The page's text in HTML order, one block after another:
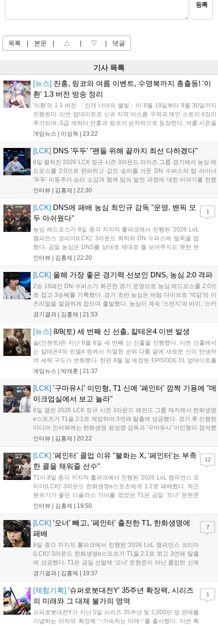
등록
목록 본문 △ ▽ 댓글
기사 목록
[뉴스] 잔홍, 링코와 여름 이벤트, 수영복까지 총출동! '이
환' 1.3 버전 방송 정리
'이환'의 1.3 버전 「안개 너머의 별빛」이 8월 19일부터 9월 30일까지
진행된다. 이번 업데이트로 신규 지역 어스름 구역과 메인 스토리 6장이
추가되며, S급 캐릭터 잔홍과 링코가 순차적으로 등장한다. 여름 시즌을
맞아 비치발리볼, 수상 오토바이 등 다채로운 이벤트가 열리고, 캐릭터
가능한 교환 코드 3종이 제공되며, 상세 일정은 공식 채널을 통해 확인할
게임뉴스 | 이성혁 | 23:22
[LCK] DNS '두두' "팬들 위해 끝까지 최선 다하겠다"
8일 펼쳐진 2026 LCK 정규 시즌 3라운드 라이즈 그룹 경기에서 농심 레
드포스를 2:0으로 완파하고 값진 승리를 거둔 DN 수퍼스의 탑 라이너
'두두' 이동주가 승리 소감과 함께 팀의 발전 과정에 대한 이야기를 전했
다. 먼저 오랜만의 2:0 완승에 대해 '두두'는 "진짜 오랜만에 거둔 2:0 승
인터뷰 | 김홍제 | 22:30
[LCK] DNS에 패배 농심 최인규 감독 "운영, 밴픽 모
두 아쉬웠다"
농심 레드포스가 8일 종각 치지직 롤파크에서 진행된 '2026 LoL
챔피언스 코리아(LCK)' 3라운드 최하위 DN 수퍼스에 발목을 잡
혔다. 금일 농심은 DNS를 상대로 제대로 뭘 보여주지도 못한 완
패를 당하고 말았다. 이하 농심 레드포스 최인규 감독과 '리헨즈'
인규 감독 : 모든 경...
인터뷰 | 김홍제 | 22:20
1
[LCK] 올해 가장 좋은 경기력 선보인 DNS, 농심 2:0 격파
2승 19패인 DN 수퍼스가 화끈한 경기 운영으로 농심 레드포스를 2:0으
로 잡고 3승째를 기록했다. 경기 초반 농심은 바텀 다이브로 '덕담'의 이
즈리얼을 깔끔하게 잡으며 출발했다. 농심이 계속 '스펀지'의 바이, '스카
웃'의 신드라가 맹활약하며 초반부터 잡은 주도권을 계속 잘 굴렸다.
었...
경기결과 | 김홍제 | 21:53
[뉴스] 8/8(토) 세 번째 신 선출, 칼테온4 이변 발생
솔(인챈트)은 지난 8월 8일 세 번째 신 선출을 진행했다. 이번 선출에서
는 칼테온4와 린델4 등에서 치열한 순위 다툼 끝에 새로운 신이 탄생하
며 세력 구도가 변화했다. 한편 8월 말 예정된 EPISODE 01 업데이트를
통해 월드 콘텐츠가 추가될 예정이며, 이를 통해 추후 주신 및 절대신에
더욱 가속화될 전망이다....
게임뉴스 | 박재훈 | 21:37
[LCK] '구마유시' 이민형, T1 신예 '페인터' 깜짝 기용에 "메
이크업실에서 보고 놀라"
8일 열린 2026 LCK 정규 시즌 3라운드 레전드 그룹 매치에서 한화생명
e스포츠가 T1을 2:1로 제압하며 3연패 탈출에 성공했다. 경기 후 진행된
미디어 인터뷰에는 한화생명 윤성영 감독과 '구마유시' 이민형이 참석했
다. 먼저 승리 소감에 대해 윤성영 감독은 "오랜만에 승리해 기분이 좋고,
인터뷰 | 김홍제 | 20:22
[LCK] '페인터' 콜업 이유 "불화는 X, '페인터'는 부족
한 콜을 채워줄 선수"
T1이 8일 종각 치지직 롤파크에서 진행된 '2026 LoL 챔피언스 코
리아(LCK)' 3라운드 한화생명e스포츠에게 1:2로 패배했다. 최근
분위기가 좋던 디플러스 기아를 꺾었던 T1은 금일 '오너' 문현준
을 빼고 신예 '페인터' 김은후를 투입시키는 강수를 뒀으나 결국
즈' 김수환의 인터뷰 내...
인터뷰 | 김홍제 | 19:50
12
[LCK] '오너' 빼고, '페인터' 출전한 T1, 한화생명에
패배
8일 종각 치지직 롤파크에서 진행된 '2026 LoL 챔피언스 코리아
(LCK)' 3라운드 한화생명e스포츠가 T1을 2:1로 꺾고 3연패 탈출
에 성공했다. T1은 금일 선발에 '오너' 문현준이 아닌 콜업된 신예
'페인터' 김은후를 투입했지만, 결국 1:2로 패배하고 말았다. T1은
을 빼냈다....
경기결과 | 김홍제 | 19:37
7
[체험기획] '슈퍼로봇대전Y' 35주년 확장팩, 시리즈
의 미래와 그 대체 불가의 영역
슈퍼로봇대전Y가 지난 5일 시리즈 35주년 및 2,000만 장 판매를
기념하는 마지막 확장팩 ‘~가속하는 미래~’를 출시했다. 이번 확
1